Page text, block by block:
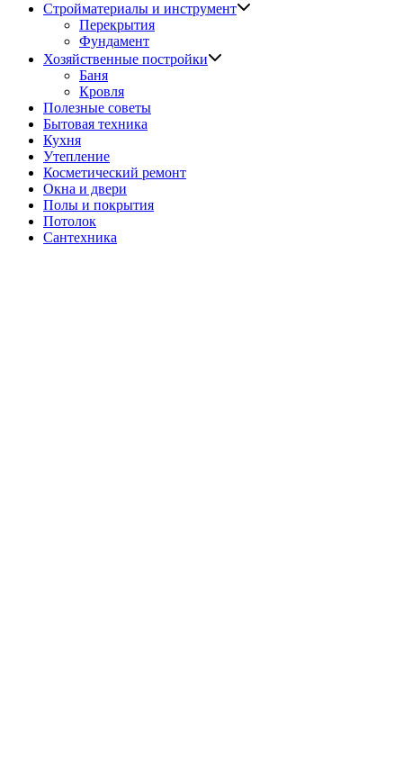
Стройматериалы и инструмент
Перекрытия
Фундамент
Хозяйственные постройки
Баня
Кровля
Полезные советы
Бытовая техника
Кухня
Утепление
Косметический ремонт
Окна и двери
Полы и покрытия
Потолок
Сантехника